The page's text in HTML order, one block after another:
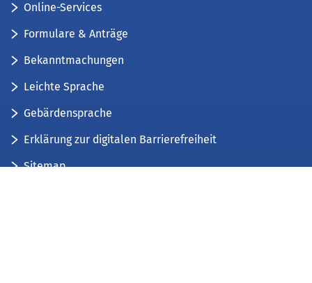
Online-Services
Formulare & Anträge
Bekanntmachungen
Leichte Sprache
Gebärdensprache
Erklärung zur digitalen Barrierefreiheit
Sitemap